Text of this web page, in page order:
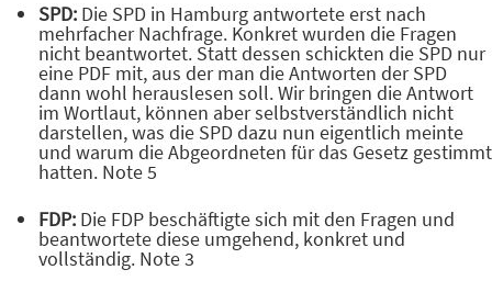
SPD: Die SPD in Hamburg antwortete erst nach
mehrfacher Nachfrage. Konkret wurden die Fragen
nicht beantwortet. Statt dessen schickten die SPD nur
eine PDF mit, aus der man die Antworten der SPD
dann wohl herauslesen soll. Wir bringen die Antwort
im Wortlaut, können aber selbstverständlich nicht
darstellen, was die SPD dazu nun eigentlich meinte
und warum die Abgeordneten für das Gesetz gestimmt
hatten. Note 5
FDP: Die FDP beschäftigte sich mit den Fragen und
beantwortete diese umgehend, konkret und
vollständig. Note 3